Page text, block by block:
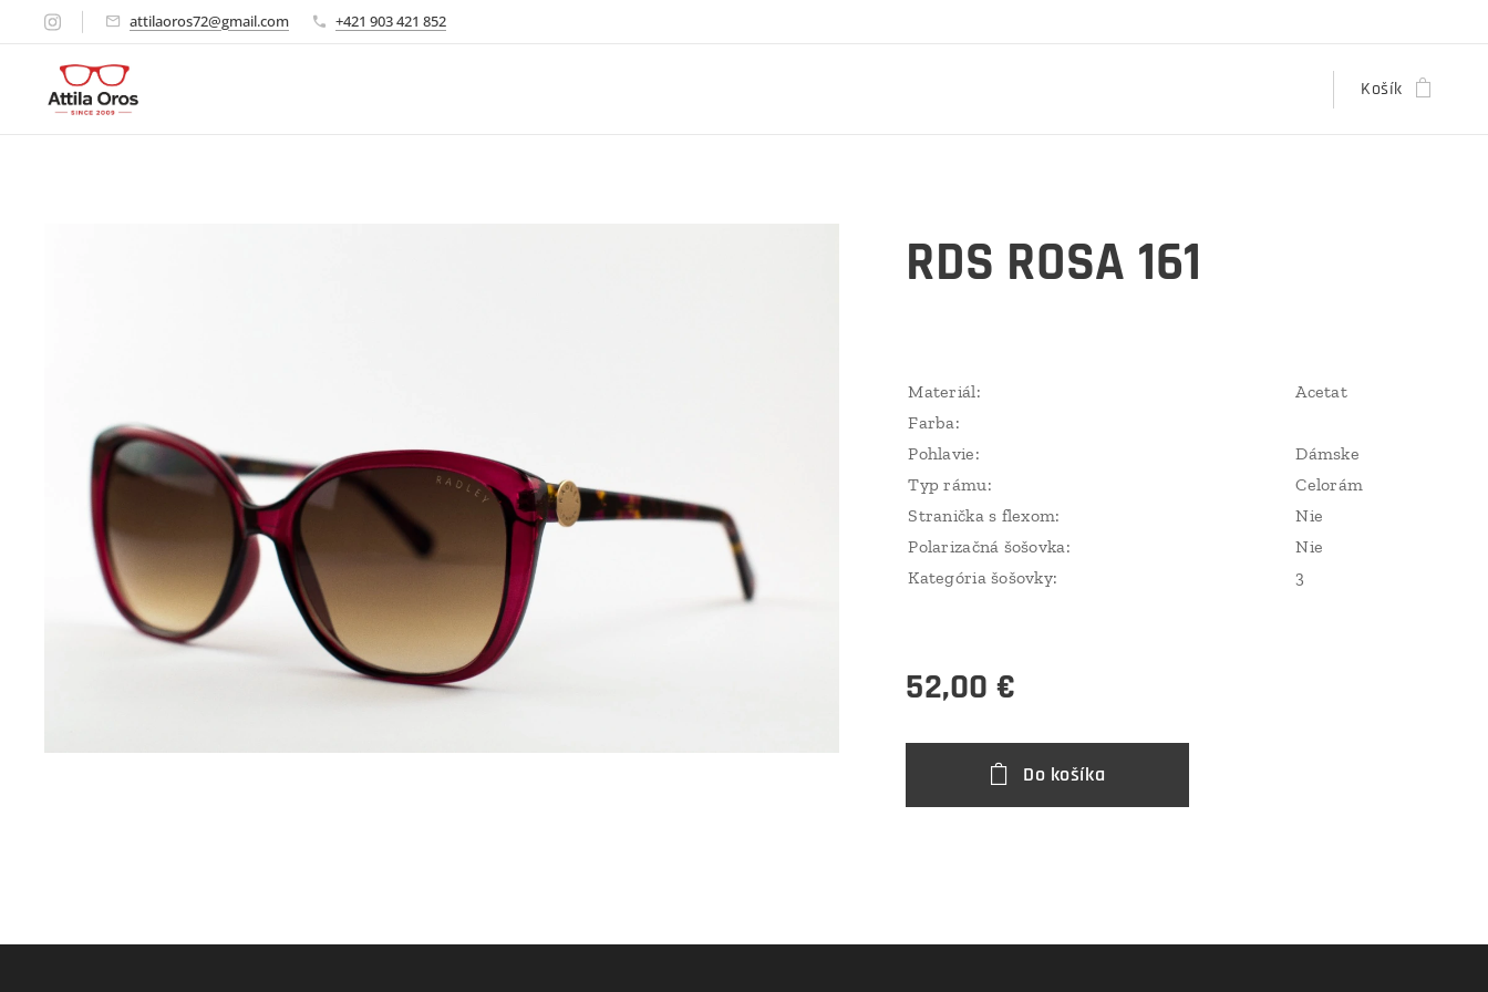
attilaoros72@gmail.com +421 903 421 852
Košík
RDS ROSA 161
Materiál:
Acetat
Farba:
Pohlavie:
Dámske
Typ rámu:
Celorám
Stranička s flexom:
Nie
Polarizačná šošovka:
Nie
Kategória šošovky:
3
52,00 €
Do košíka